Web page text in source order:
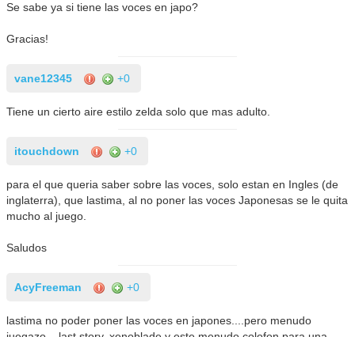
Se sabe ya si tiene las voces en japo?
Gracias!
vane12345 +0
Tiene un cierto aire estilo zelda solo que mas adulto.
itouchdown +0
para el que queria saber sobre las voces, solo estan en Ingles (de
inglaterra), que lastima, al no poner las voces Japonesas se le quita
mucho al juego.
Saludos
AcyFreeman +0
lastima no poder poner las voces en japones....pero menudo